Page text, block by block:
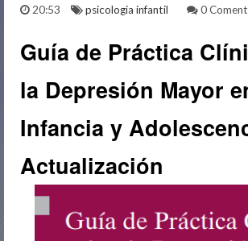
20:53 psicologia infantil 0
Guía de Práctica
la Depresión Mayor
Infancia y
Actualización